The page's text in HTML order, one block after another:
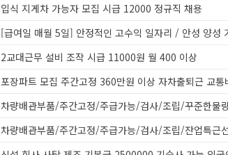
입식 지게차 가능자 모집 시급 12000 정규직 채용
[급여일 매월 5일] 안정적인 고수익 일자리 / 안성 양성
2교대근무 설비 조작 시급 11000원 월 400 이상
포장파트 모집 주간고정 360만원 이상 자차출퇴근 교통
차량배관부품/주간고정/주급가능/검사/조립/꾸준한물
차량배관부품/주간고정/주급가능/검사/조립/잔업특근